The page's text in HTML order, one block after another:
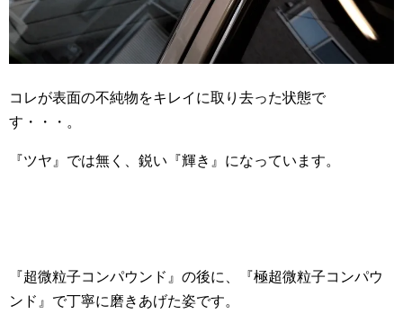
コレが表面の不純物をキレイに取り去った状態で
す・・・。
『ツヤ』では無く、鋭い『輝き』になっています。
『超微粒子コンパウンド』の後に、『極超微粒子コンパウ
ンド』で丁寧に磨きあげた姿です。